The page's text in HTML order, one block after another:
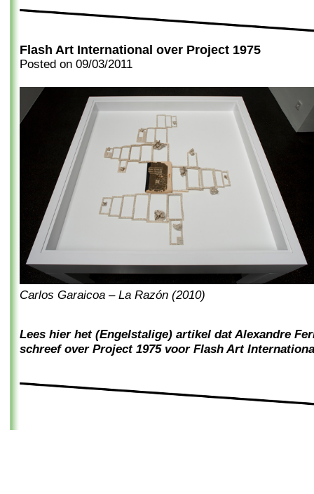
Flash Art International over Project 1975
Posted on 09/03/2011
Carlos Garaicoa – La Razón (2010)
Lees hier het (Engelstalige) artikel dat Alexandre
schreef over Project 1975 voor Flash Art